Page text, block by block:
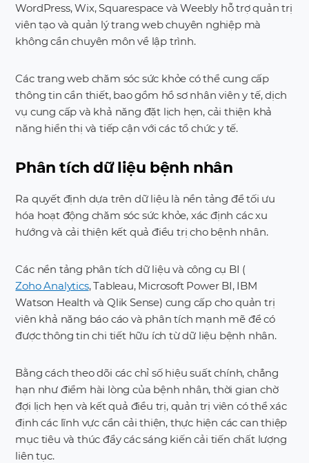
WordPress, Wix, Squarespace và Weebly hỗ trợ quản trị
viên tạo và quản lý trang web chuyên nghiệp mà
không cần chuyên môn về lập trình.
Các trang web chăm sóc sức khỏe có thể cung cấp
thông tin cần thiết, bao gồm hồ sơ nhân viên y tế, dịch
vụ cung cấp và khả năng đặt lịch hẹn, cải thiện khả
năng hiển thị và tiếp cận với các tổ chức y tế.
Phân tích dữ liệu bệnh nhân
Ra quyết định dựa trên dữ liệu là nền tảng để tối ưu
hóa hoạt động chăm sóc sức khỏe, xác định các xu
hướng và cải thiện kết quả điều trị cho bệnh nhân.
Các nền tảng phân tích dữ liệu và công cụ BI (
Zoho Analytics, Tableau, Microsoft Power BI, IBM
Watson Health và Qlik Sense) cung cấp cho quản trị
viên khả năng báo cáo và phân tích mạnh mẽ để có
được thông tin chi tiết hữu ích từ dữ liệu bệnh nhân.
Bằng cách theo dõi các chỉ số hiệu suất chính, chẳng
hạn như điểm hài lòng của bệnh nhân, thời gian chờ
đợi lịch hẹn và kết quả điều trị, quản trị viên có thể xác
định các lĩnh vực cần cải thiện, thực hiện các can thiệp
mục tiêu và thúc đẩy các sáng kiến cải tiến chất lượng
liên tục.